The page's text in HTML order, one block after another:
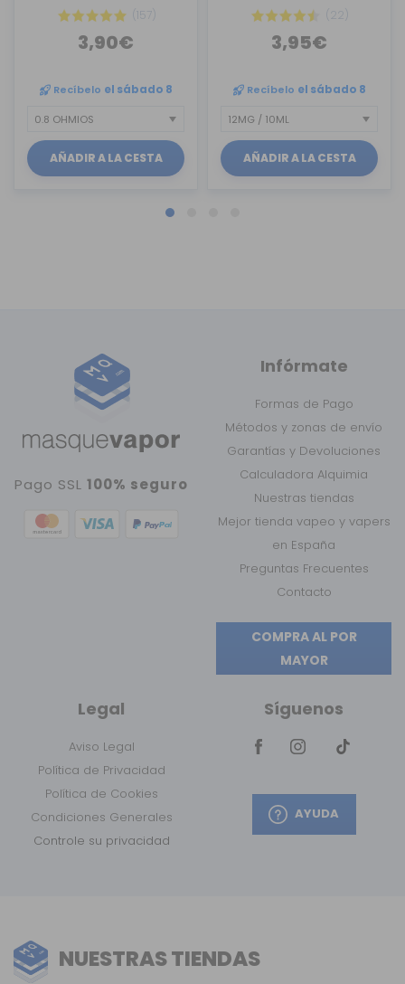
(157)
3,90€
Recíbelo el sábado 8
AÑADIR A LA CESTA
(22)
3,95€
Recíbelo el sábado 8
AÑADIR A LA CESTA
Pago SSL100% seguro
Infórmate
Formas de Pago
Métodos y zonas de envío
Garantías y Devoluciones
Calculadora Alquimia
Nuestras tiendas
Mejor tienda vapeo y vapers
en España
Preguntas Frecuentes
Contacto
COMPRA AL POR
MAYOR
Legal
Aviso Legal
Política de Privacidad
Política de Cookies
Condiciones Generales
Controle su privacidad
Síguenos
AYUDA
NUESTRAS TIENDAS